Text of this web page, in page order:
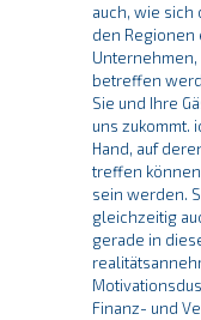
auch, wie
den Regionen
betreffen
Sie und Ihre
uns zukommt.
Hand, auf
treffen
sein werden.
gleichzeitig
gerade in
Finanz- und